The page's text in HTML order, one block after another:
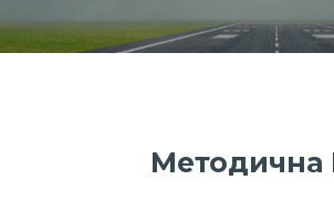
Методична